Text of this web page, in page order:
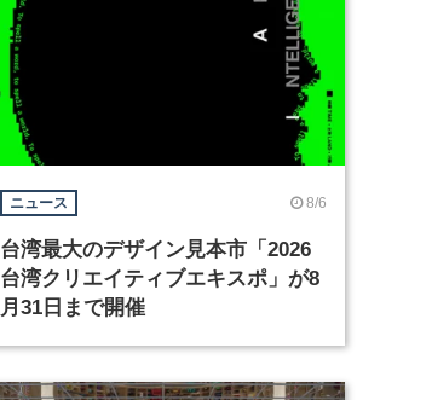
ニュース 8/6
台湾最大のデザイン見本市「2026
台湾クリエイティブエキスポ」が8
月31日まで開催